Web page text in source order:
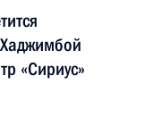
«Сириус»